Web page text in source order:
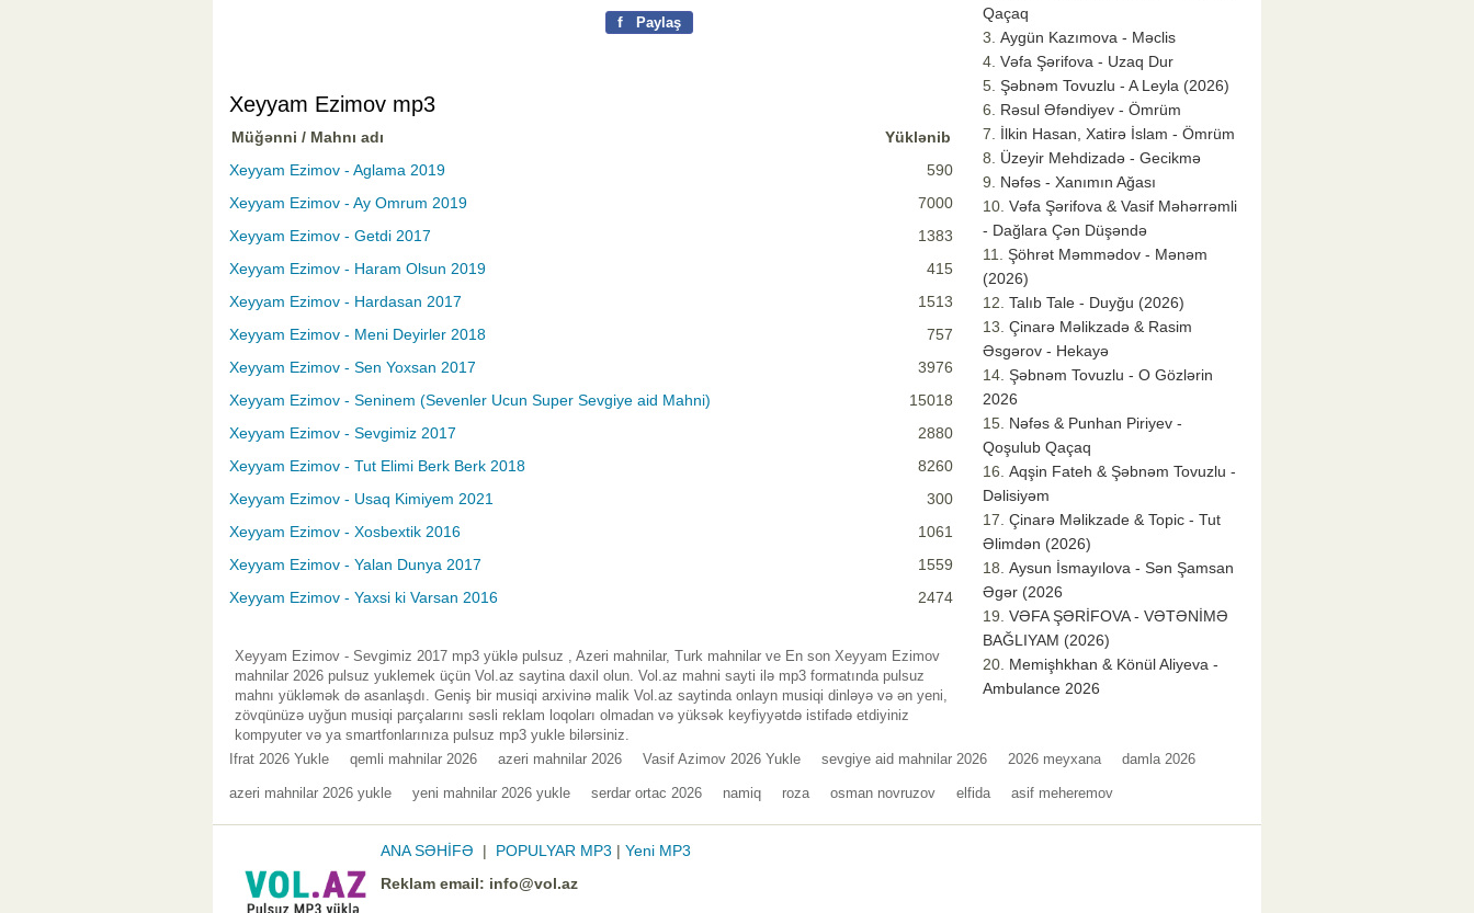
f Paylaş
Xeyyam Ezimov mp3
Müğənni / Mahnı adı
Yüklənib
Xeyyam Ezimov - Aglama 2019
590
Xeyyam Ezimov - Ay Omrum 2019
7000
Xeyyam Ezimov - Getdi 2017
1383
Xeyyam Ezimov - Haram Olsun 2019
415
Xeyyam Ezimov - Hardasan 2017
1513
Xeyyam Ezimov - Meni Deyirler 2018
757
Xeyyam Ezimov - Sen Yoxsan 2017
3976
Xeyyam Ezimov - Seninem (Sevenler Ucun Super Sevgiye aid Mahni)
15018
Xeyyam Ezimov - Sevgimiz 2017
2880
Xeyyam Ezimov - Tut Elimi Berk Berk 2018
8260
Xeyyam Ezimov - Usaq Kimiyem 2021
300
Xeyyam Ezimov - Xosbextik 2016
1061
Xeyyam Ezimov - Yalan Dunya 2017
1559
Xeyyam Ezimov - Yaxsi ki Varsan 2016
2474
Xeyyam Ezimov - Sevgimiz 2017 mp3 yüklə pulsuz , Azeri mahnilar, Turk mahnilar ve En son Xeyyam Ezimov
mahnilar 2026 pulsuz yuklemek üçün Vol.az saytina daxil olun. Vol.az mahni sayti ilə mp3 formatında pulsuz
mahnı yükləmək də asanlaşdı. Geniş bir musiqi arxivinə malik Vol.az saytinda onlayn musiqi dinləyə və ən yeni,
zövqünüzə uyğun musiqi parçalarını səsli reklam loqoları olmadan və yüksək keyfiyyətdə istifadə etdiyiniz
kompyuter və ya smartfonlarınıza pulsuz mp3 yukle bilərsiniz.
Qaçaq
Aygün Kazımova - Məclis
Vəfa Şərifova - Uzaq Dur
Şəbnəm Tovuzlu - A Leyla (2026)
Rəsul Əfəndiyev - Ömrüm
İlkin Hasan, Xatirə İslam - Ömrüm
Üzeyir Mehdizadə - Gecikmə
Nəfəs - Xanımın Ağası
Vəfa Şərifova & Vasif Məhərrəmli
- Dağlara Çən Düşəndə
Şöhrət Məmmədov - Mənəm
(2026)
Talıb Tale - Duyğu (2026)
Çinarə Məlikzadə & Rasim
Əsgərov - Hekayə
Şəbnəm Tovuzlu - O Gözlərin
2026
Nəfəs & Punhan Piriyev -
Qoşulub Qaçaq
Aqşin Fateh & Şəbnəm Tovuzlu -
Dəlisiyəm
Çinarə Məlikzade & Topic - Tut
Əlimdən (2026)
Aysun İsmayılova - Sən Şamsan
Əgər (2026
VƏFA ŞƏRİFOVA - VƏTƏNİMƏ
BAĞLIYAM (2026)
Memişhkhan & Könül Aliyeva -
Ambulance 2026
Ifrat 2026 Yukle qemli mahnilar 2026 azeri mahnilar 2026 Vasif Azimov 2026 Yukle sevgiye aid mahnilar 2026 2026 meyxana damla 2026
azeri mahnilar 2026 yukle yeni mahnilar 2026 yukle serdar ortac 2026 namiq roza osman novruzov elfida asif meheremov
ANA SƏHİFƏ | POPULYAR MP3 | Yeni MP3
Reklam email: info@vol.az